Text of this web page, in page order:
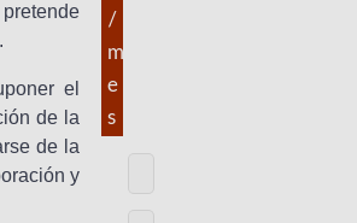
/
m
e
s
el
de la
de la
y